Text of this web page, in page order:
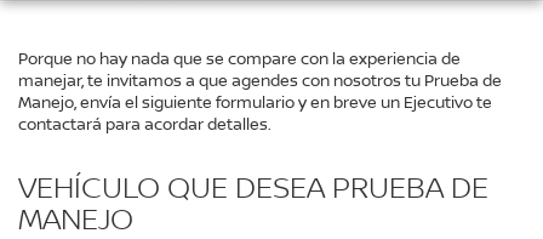
Porque no hay nada que se compare con la experiencia de
manejar, te invitamos a que agendes con nosotros tu Prueba de
Manejo, envía el siguiente formulario y en breve un Ejecutivo te
contactará para acordar detalles.
VEHÍCULO QUE DESEA PRUEBA DE
MANEJO